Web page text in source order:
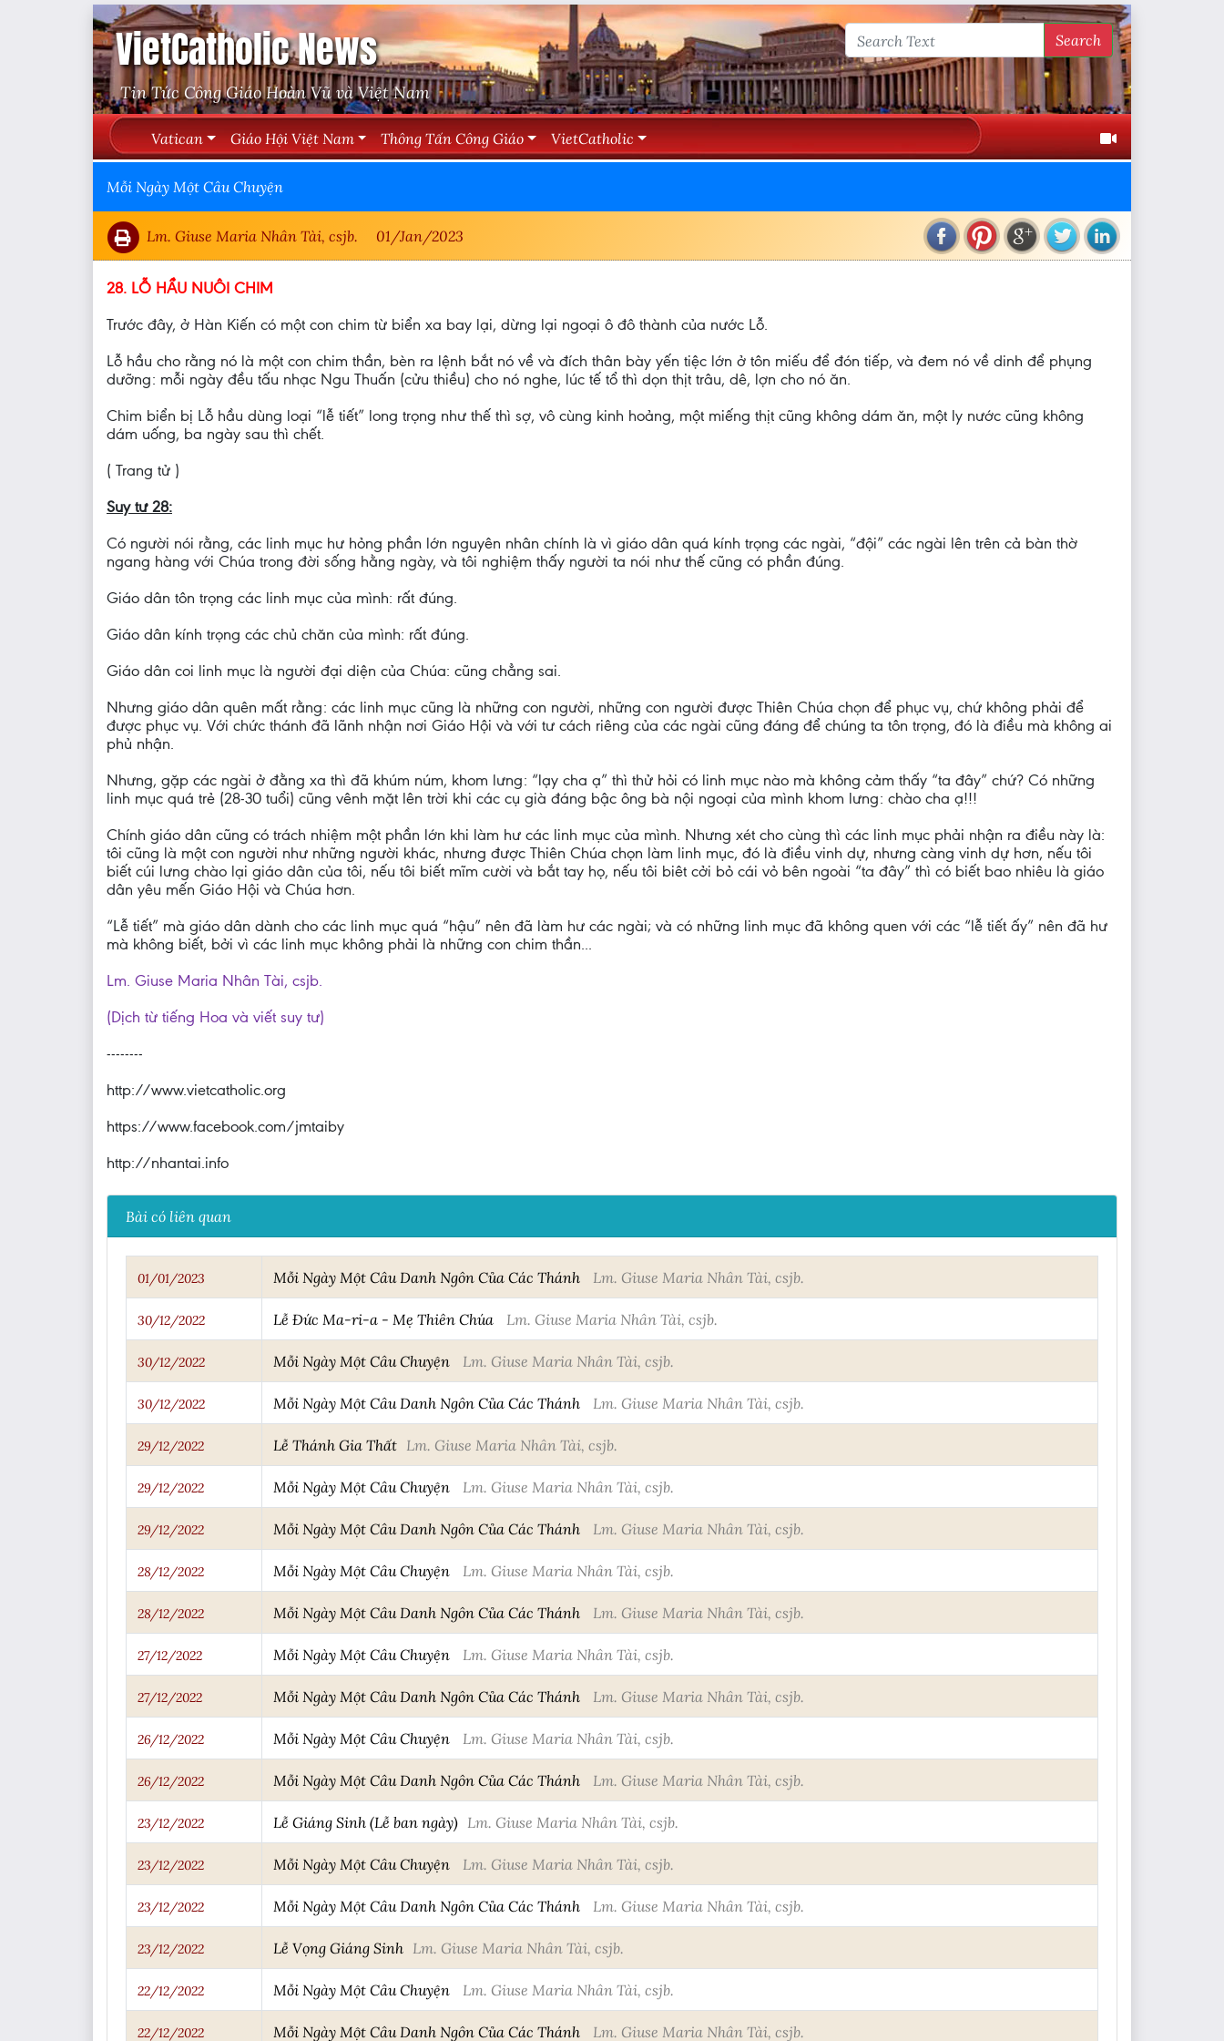
VietCatholic News
Tin Tức Công Giáo Hoàn Vũ và Việt Nam
Search
Vatican Giáo Hội Việt Nam Thông Tấn Công Giáo VietCatholic
Mỗi Ngày Một Câu Chuyện
Lm. Giuse Maria Nhân Tài, csjb. 01/Jan/2023
28. LỖ HẦU NUÔI CHIM
Trước đây, ở Hàn Kiến có một con chim từ biển xa bay lại, dừng lại ngoại ô đô thành của nước Lỗ.
Lỗ hầu cho rằng nó là một con chim thần, bèn ra lệnh bắt nó về và đích thân bày yến tiệc lớn ở tôn miếu để đón tiếp, và đem nó về dinh để phụng
dưỡng: mỗi ngày đều tấu nhạc Ngu Thuấn (cửu thiều) cho nó nghe, lúc tế tổ thì dọn thịt trâu, dê, lợn cho nó ăn.
Chim biển bị Lỗ hầu dùng loại “lễ tiết” long trọng như thế thì sợ, vô cùng kinh hoảng, một miếng thịt cũng không dám ăn, một ly nước cũng không
dám uống, ba ngày sau thì chết.
( Trang tử )
Suy tư 28:
Có người nói rằng, các linh mục hư hỏng phần lớn nguyên nhân chính là vì giáo dân quá kính trọng các ngài, “đội” các ngài lên trên cả bàn thờ
ngang hàng với Chúa trong đời sống hằng ngày, và tôi nghiệm thấy người ta nói như thế cũng có phần đúng.
Giáo dân tôn trọng các linh mục của mình: rất đúng.
Giáo dân kính trọng các chủ chăn của mình: rất đúng.
Giáo dân coi linh mục là người đại diện của Chúa: cũng chẳng sai.
Nhưng giáo dân quên mất rằng: các linh mục cũng là những con người, những con người được Thiên Chúa chọn để phục vụ, chứ không phải để
được phục vụ. Với chức thánh đã lãnh nhận nơi Giáo Hội và với tư cách riêng của các ngài cũng đáng để chúng ta tôn trọng, đó là điều mà không ai
phủ nhận.
Nhưng, gặp các ngài ở đằng xa thì đã khúm núm, khom lưng: “lạy cha ạ” thì thử hỏi có linh mục nào mà không cảm thấy “ta đây” chứ? Có những
linh mục quá trẻ (28-30 tuổi) cũng vênh mặt lên trời khi các cụ già đáng bậc ông bà nội ngoại của mình khom lưng: chào cha ạ!!!
Chính giáo dân cũng có trách nhiệm một phần lớn khi làm hư các linh mục của mình. Nhưng xét cho cùng thì các linh mục phải nhận ra điều này là:
tôi cũng là một con người như những người khác, nhưng được Thiên Chúa chọn làm linh mục, đó là điều vinh dự, nhưng càng vinh dự hơn, nếu tôi
biết cúi lưng chào lại giáo dân của tôi, nếu tôi biết mĩm cười và bắt tay họ, nếu tôi biêt cởi bỏ cái vỏ bên ngoài “ta đây” thì có biết bao nhiêu là giáo
dân yêu mến Giáo Hội và Chúa hơn.
“Lễ tiết” mà giáo dân dành cho các linh mục quá “hậu” nên đã làm hư các ngài; và có những linh mục đã không quen với các “lễ tiết ấy” nên đã hư
mà không biết, bởi vì các linh mục không phải là những con chim thần...
Lm. Giuse Maria Nhân Tài, csjb.
(Dịch từ tiếng Hoa và viết suy tư)
--------
http://www.vietcatholic.org
https://www.facebook.com/jmtaiby
http://nhantai.info
Bài có liên quan
01/01/2023 Mỗi Ngày Một Câu Danh Ngôn Của Các Thánh Lm. Giuse Maria Nhân Tài, csjb.
30/12/2022 Lễ Đức Ma-ri-a - Mẹ Thiên Chúa Lm. Giuse Maria Nhân Tài, csjb.
30/12/2022 Mỗi Ngày Một Câu Chuyện Lm. Giuse Maria Nhân Tài, csjb.
30/12/2022 Mỗi Ngày Một Câu Danh Ngôn Của Các Thánh Lm. Giuse Maria Nhân Tài, csjb.
29/12/2022 Lễ Thánh Gia Thất Lm. Giuse Maria Nhân Tài, csjb.
29/12/2022 Mỗi Ngày Một Câu Chuyện Lm. Giuse Maria Nhân Tài, csjb.
29/12/2022 Mỗi Ngày Một Câu Danh Ngôn Của Các Thánh Lm. Giuse Maria Nhân Tài, csjb.
28/12/2022 Mỗi Ngày Một Câu Chuyện Lm. Giuse Maria Nhân Tài, csjb.
28/12/2022 Mỗi Ngày Một Câu Danh Ngôn Của Các Thánh Lm. Giuse Maria Nhân Tài, csjb.
27/12/2022 Mỗi Ngày Một Câu Chuyện Lm. Giuse Maria Nhân Tài, csjb.
27/12/2022 Mỗi Ngày Một Câu Danh Ngôn Của Các Thánh Lm. Giuse Maria Nhân Tài, csjb.
26/12/2022 Mỗi Ngày Một Câu Chuyện Lm. Giuse Maria Nhân Tài, csjb.
26/12/2022 Mỗi Ngày Một Câu Danh Ngôn Của Các Thánh Lm. Giuse Maria Nhân Tài, csjb.
23/12/2022 Lễ Giáng Sinh (Lễ ban ngày) Lm. Giuse Maria Nhân Tài, csjb.
23/12/2022 Mỗi Ngày Một Câu Chuyện Lm. Giuse Maria Nhân Tài, csjb.
23/12/2022 Mỗi Ngày Một Câu Danh Ngôn Của Các Thánh Lm. Giuse Maria Nhân Tài, csjb.
23/12/2022 Lễ Vọng Giáng Sinh Lm. Giuse Maria Nhân Tài, csjb.
22/12/2022 Mỗi Ngày Một Câu Chuyện Lm. Giuse Maria Nhân Tài, csjb.
22/12/2022 Mỗi Ngày Một Câu Danh Ngôn Của Các Thánh Lm. Giuse Maria Nhân Tài, csjb.